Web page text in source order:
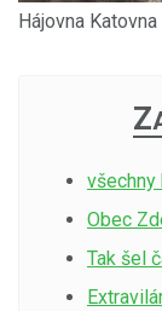
Hájovna Katovna
Z
všechny
Obec
Tak šel